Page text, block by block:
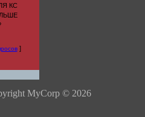
КС
]
MyCorp © 2026